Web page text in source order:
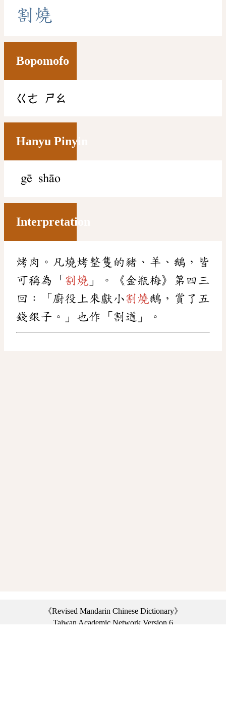
割燒
Bopomofo
ㄍㄜ ㄕㄠ
Hanyu Pinyin
gē shāo
Interpretation
烤肉。凡燒烤整隻的豬、羊、鵝，皆
可稱為「 割燒 」。《金瓶梅》第四三
回：「廚役上來獻小割燒鵝，賞了五
錢銀子。」也作「割道」。
《Revised Mandarin Chinese Dictionary》
Taiwan Academic Network Version 6